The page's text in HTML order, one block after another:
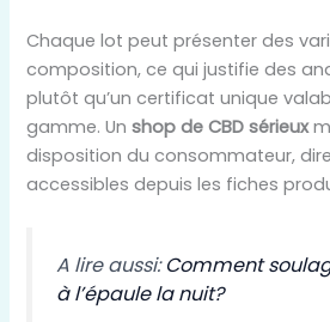
Chaque lot peut présenter des
composition, ce qui justifie des
plutôt qu’un certificat unique
gamme. Unshop de CBD sérieux
disposition du consommateur,
accessibles depuis les fiches
A lire aussi:Comment
à l’épaule la nuit?